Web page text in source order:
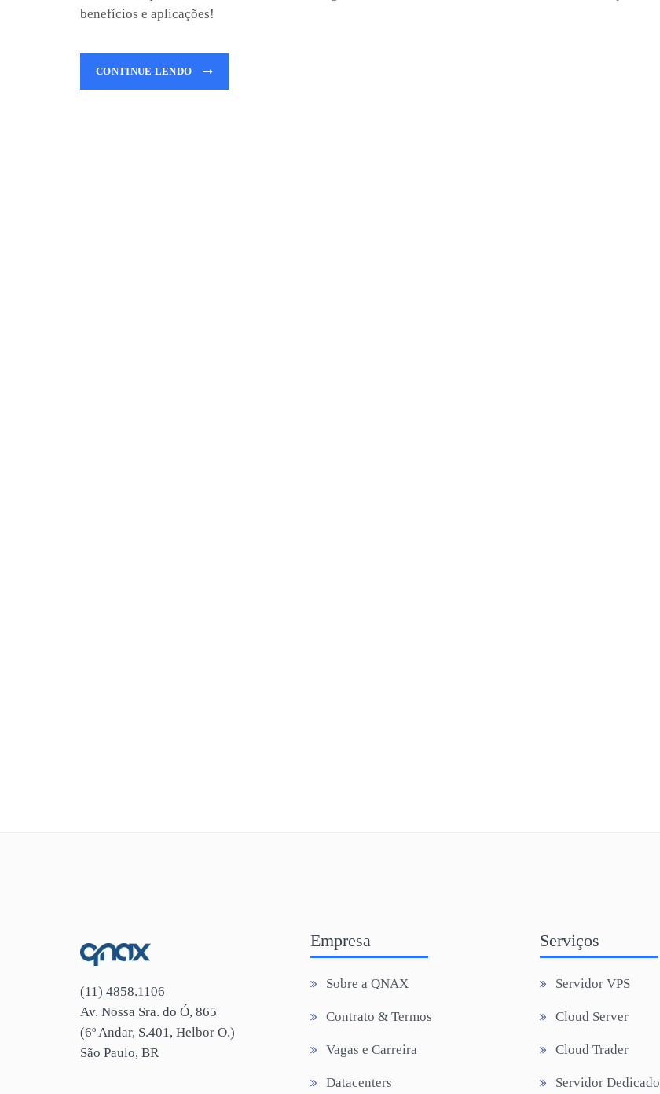
benefícios e aplicações!
CONTINUE LENDO
(11) 4858.1106
Av. Nossa Sra. do Ó, 865
(6º Andar, S.401, Helbor O.)
São Paulo, BR
Empresa
Sobre a QNAX
Contrato & Termos
Vagas e Carreira
Datacenters
Serviços
Servidor VPS
Cloud Server
Cloud Trader
Servidor Dedicado